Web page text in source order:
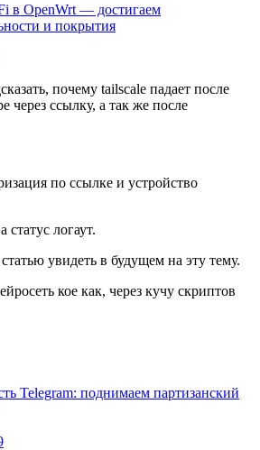
в OpenWrt — достигаем
и покрытия
почему tailscale падает после
через ссылку, а так же после
по ссылке и устройство
логаут.
увидеть в будущем на эту тему.
кое как, через кучу скриптов
Telegram: поднимаем партизанский